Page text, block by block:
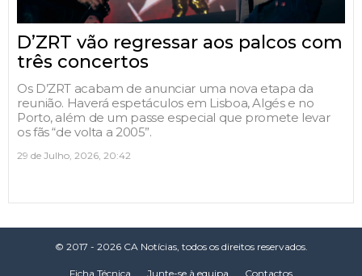
D’ZRT vão regressar aos palcos com
três concertos
Os D’ZRT acabam de anunciar uma nova etapa da
reunião. Haverá espetáculos em Lisboa, Algés e no
Porto, além de um passe especial que promete levar
os fãs “de volta a 2005”.
29 de Julho, 2026, 20:42
© 2017 - 2026 CA Notícias, todos os direitos reservados.
Ficha Técnica Junte-se à equipa Contactos